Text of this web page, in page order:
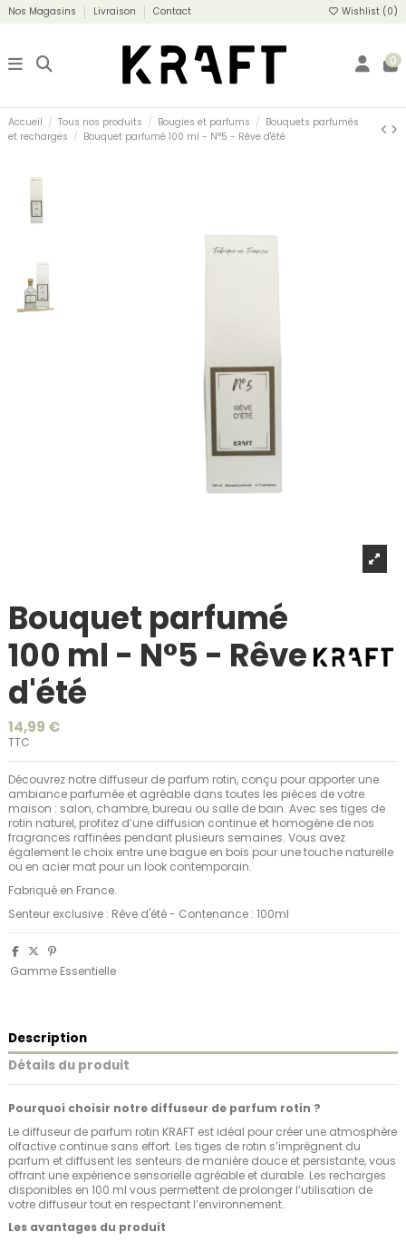
Nos Magasins Livraison Contact Wishlist (0)
0
Accueil Tous nos produits Bougies et parfums
Bouquets parfumés
et recharges
Bouquet parfumé 100 ml - N°5 - Rêve d'été
Bouquet parfumé
100 ml - N°5 - Rêve
d'été
14,99 €
TTC
Découvrez notre diffuseur de parfum rotin, conçu pour apporter une
ambiance parfumée et agréable dans toutes les pièces de votre
maison : salon, chambre, bureau ou salle de bain. Avec ses tiges de
rotin naturel, profitez d’une diffusion continue et homogène de nos
fragrances raffinées pendant plusieurs semaines. Vous avez
également le choix entre une bague en bois pour une touche naturelle
ou en acier mat pour un look contemporain.
Fabriqué en France.
Senteur exclusive : Rêve d'été - Contenance : 100ml
Gamme Essentielle
Description
Détails du produit
Pourquoi choisir notre diffuseur de parfum rotin ?
Le diffuseur de parfum rotin KRAFT est idéal pour créer une atmosphère
olfactive continue sans effort. Les tiges de rotin s’imprègnent du
parfum et diffusent les senteurs de manière douce et persistante, vous
offrant une expérience sensorielle agréable et durable. Les recharges
disponibles en 100 ml vous permettent de prolonger l’utilisation de
votre diffuseur tout en respectant l’environnement.
Les avantages du produit